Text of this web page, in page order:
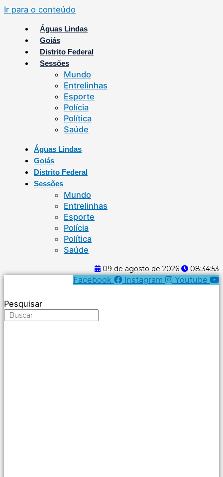
Ir para o conteúdo
Águas Lindas
Goiás
Distrito Federal
Sessões
Mundo
Entrelinhas
Esporte
Polícia
Política
Saúde
Águas Lindas
Goiás
Distrito Federal
Sessões
Mundo
Entrelinhas
Esporte
Polícia
Política
Saúde
09 de agosto de 2026 08:34:54
Facebook Instagram Youtube
Pesquisar